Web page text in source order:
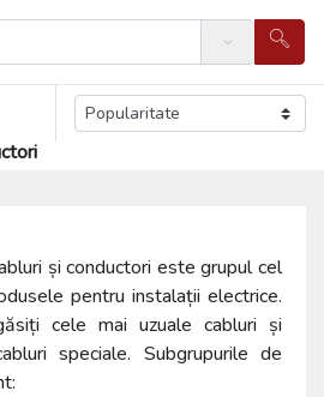
Search
și conductori este grupul cel
pentru instalații electrice.
cele mai uzuale cabluri și
speciale. Subgrupurile de